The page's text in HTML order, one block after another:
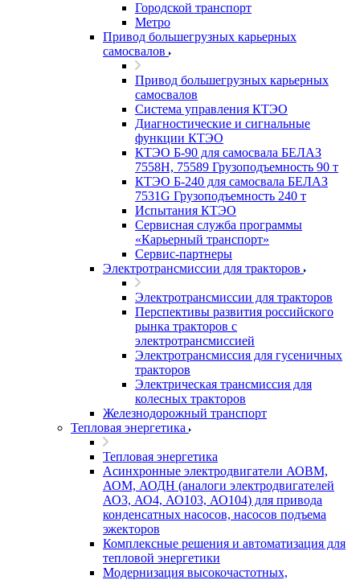
Городской транспорт
Метро
Привод большегрузных карьерных
самосвалов
Привод большегрузных карьерных
самосвалов
Система управления КТЭО
Диагностические и сигнальные
функции КТЭО
КТЭО Б-90 для самосвала БЕЛАЗ
7558H, 75589 Грузоподъемность 90 т
КТЭО Б-240 для самосвала БЕЛАЗ
7531G Грузоподъемность 240 т
Испытания КТЭО
Сервисная служба программы
«Карьерный транспорт»
Сервис-партнеры
Электротрансмиссии для тракторов
Электротрансмиссии для тракторов
Перспективы развития российского
рынка тракторов с
электротрансмиссией
Электротрансмиссия для гусеничных
тракторов
Электрическая трансмиссия для
колесных тракторов
Железнодорожный транспорт
Тепловая энергетика
Тепловая энергетика
Асинхронные электродвигатели АОВМ,
АОМ, АОДН (аналоги электродвигателей
АО3, АО4, АО103, АО104) для привода
конденсатных насосов, насосов подъема
эжекторов
Комплексные решения и автоматизация для
тепловой энергетики
Модернизация высокочастотных,